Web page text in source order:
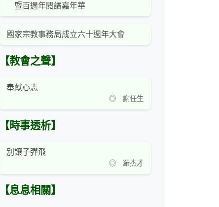
暨百週年閱讀嘉年華
國家宗教事務局成立六十週年大會
【教會之聲】
奉獻心志
◎ 謝任生
【時事透析】
別讓子彈飛
◎ 羅杰才
【息息相關】